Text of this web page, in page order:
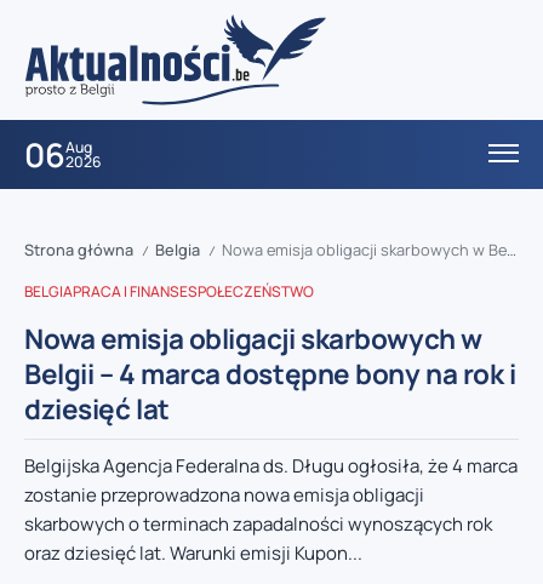
06Aug
2026
Strona główna / Belgia / Nowa emisja obligacji skarbowych w Belgii – 4 marca dostępne bony na rok i dziesięć lat
BELGIAPRACA I FINANSESPOŁECZEŃSTWO
Nowa emisja obligacji skarbowych w
Belgii – 4 marca dostępne bony na rok i
dziesięć lat
Belgijska Agencja Federalna ds. Długu ogłosiła, że 4 marca
zostanie przeprowadzona nowa emisja obligacji
skarbowych o terminach zapadalności wynoszących rok
oraz dziesięć lat. Warunki emisji Kupon...